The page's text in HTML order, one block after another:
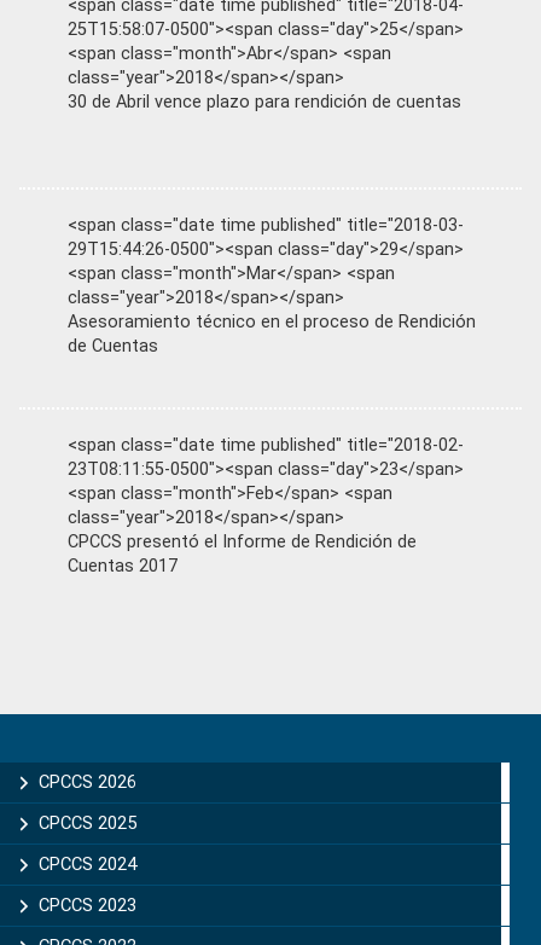
<span class="date time published" title="2018-04-
25T15:58:07-0500"><span class="day">25</span>
<span class="month">Abr</span> <span
class="year">2018</span></span>
30 de Abril vence plazo para rendición de cuentas
<span class="date time published" title="2018-03-
29T15:44:26-0500"><span class="day">29</span>
<span class="month">Mar</span> <span
class="year">2018</span></span>
Asesoramiento técnico en el proceso de Rendición
de Cuentas
<span class="date time published" title="2018-02-
23T08:11:55-0500"><span class="day">23</span>
<span class="month">Feb</span> <span
class="year">2018</span></span>
CPCCS presentó el Informe de Rendición de
Cuentas 2017
Sidebar
CPCCS 2026
CPCCS 2025
CPCCS 2024
CPCCS 2023